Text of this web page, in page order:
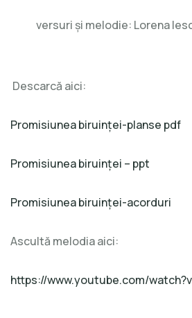
versuri şi melodie: Lorena
Descarcă aici:
Promisiunea biruinței-planse pdf
Promisiunea biruinței – ppt
Promisiunea biruinței-acorduri
Ascultă melodia aici:
https://www.youtube.com/